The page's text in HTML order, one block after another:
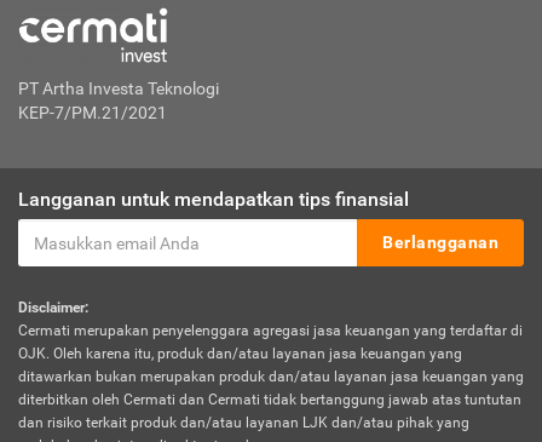
PT Artha Investa Teknologi
KEP-7/PM.21/2021
Langganan untuk mendapatkan tips finansial
Berlangganan
Disclaimer:
Cermati merupakan penyelenggara agregasi jasa keuangan yang terdaftar di
OJK. Oleh karena itu, produk dan/atau layanan jasa keuangan yang
ditawarkan bukan merupakan produk dan/atau layanan jasa keuangan yang
diterbitkan oleh Cermati dan Cermati tidak bertanggung jawab atas tuntutan
dan risiko terkait produk dan/atau layanan LJK dan/atau pihak yang